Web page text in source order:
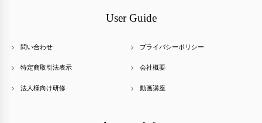
User Guide
問い合わせ プライバシーポリシー
特定商取引法表示 会社概要
法人様向け研修 動画講座